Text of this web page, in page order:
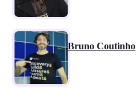
Bruno Coutinho